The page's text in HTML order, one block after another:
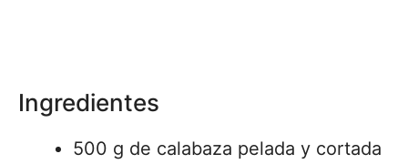
Ingredientes
500 g de calabaza pelada y cortada